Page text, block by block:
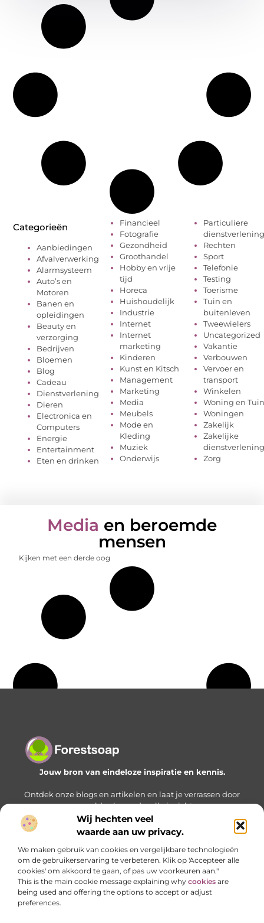
Wij hechten veel
waarde aan uw privacy.
We maken gebruik van cookies en vergelijkbare technologieën
om de gebruikerservaring te verbeteren. Klik op 'Accepteer alle
cookies' om akkoord te gaan, of pas uw voorkeuren aan."
This is the main cookie message explaining why cookies are
being used and offering the options to accept or adjust
preferences.
Categorieën
Aanbiedingen
Afvalverwerking
Alarmsysteem
Auto’s en
Motoren
Banen en
opleidingen
Beauty en
verzorging
Bedrijven
Bloemen
Blog
Cadeau
Dienstverlening
Dieren
Electronica en
Computers
Energie
Entertainment
Eten en drinken
Financieel
Fotografie
Gezondheid
Groothandel
Hobby en vrije
tijd
Horeca
Huishoudelijk
Industrie
Internet
Internet
marketing
Kinderen
Kunst en Kitsch
Management
Marketing
Media
Meubels
Mode en
Kleding
Muziek
Onderwijs
Particuliere
dienstverlening
Rechten
Sport
Telefonie
Testing
Toerisme
Tuin en
buitenleven
Tweewielers
Uncategorized
Vakantie
Verbouwen
Vervoer en
transport
Winkelen
Woning en Tuin
Woningen
Zakelijk
Zakelijke
dienstverlening
Zorg
Media en beroemde
mensen
Kijken met een derde oog
Jouw bron van eindeloze inspiratie en kennis.
Ontdek onze blogs en artikelen en laat je verrassen door
een wereld vol waardevolle inzichten.
Bericht categorie
Onze informatie